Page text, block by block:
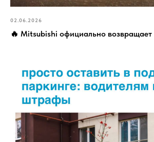
02.06.2026
‍🔥 Mitsubishi официально возвращает